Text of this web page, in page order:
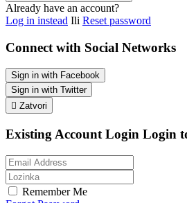
Already have an account?
Log in instead Ili Reset password
Connect with Social Networks
Sign in with Facebook
Sign in with Twitter
 Zatvori
Existing Account Login Login
Remember Me